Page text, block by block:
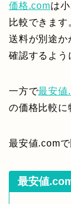
価格.comは
比較できます
送料が別途か
確認するよう
一方で最安値
の価格比較に
最安値.com
最安値